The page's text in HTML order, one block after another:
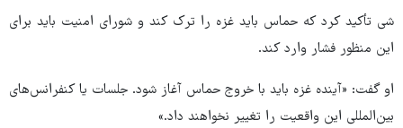
شی تأکید کرد که حماس باید غزه را ترک کند و شورای امنیت باید برای
این منظور فشار وارد کند.
او گفت: «آینده غزه باید با خروج حماس آغاز شود. جلسات یا کنفرانس‌های
بین‌المللی این واقعیت را تغییر نخواهند داد.»